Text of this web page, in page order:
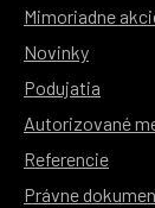
Mimoriadne
Novinky
Podujatia
Autorizované
Referencie
Právne